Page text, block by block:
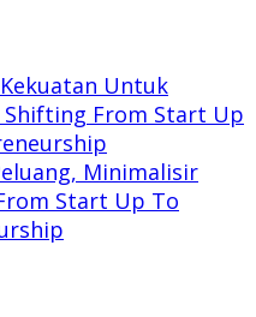
Untuk
Shifting From Start Up
Minimalisir
Start Up To